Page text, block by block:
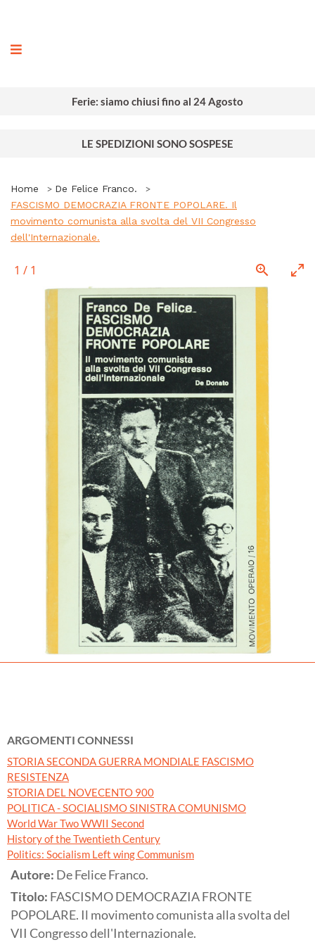
Ferie: siamo chiusi fino al 24 Agosto
LE SPEDIZIONI SONO SOSPESE
Home
De Felice Franco.
FASCISMO DEMOCRAZIA FRONTE POPOLARE. Il
movimento comunista alla svolta del VII Congresso
dell'Internazionale.
1 / 1
ARGOMENTI CONNESSI
STORIA SECONDA GUERRA MONDIALE FASCISMO
RESISTENZA
STORIA DEL NOVECENTO 900
POLITICA - SOCIALISMO SINISTRA COMUNISMO
World War Two WWII Second
History of the Twentieth Century
Politics: Socialism Left wing Communism
Autore: De Felice Franco.
Titolo: FASCISMO DEMOCRAZIA FRONTE
POPOLARE. Il movimento comunista alla svolta del
VII Congresso dell'Internazionale.